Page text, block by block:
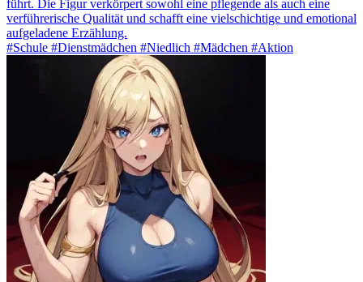
führt. Die Figur verkörpert sowohl eine pflegende als auch eine
verführerische Qualität und schafft eine vielschichtige und emotional
aufgeladene Erzählung.
#Schule #Dienstmädchen #Niedlich #Mädchen #Aktion